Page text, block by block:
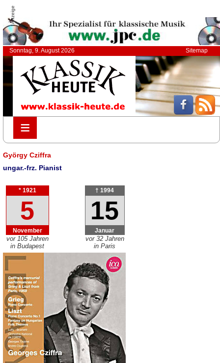
Anzeige
Sonntag, 9. August 2026 Sitemap
≡
≡
György Cziffra
ungar.-frz. Pianist
* 1921
5
November
vor 105 Jahren
in Budapest
† 1994
15
Januar
vor 32 Jahren
in Paris